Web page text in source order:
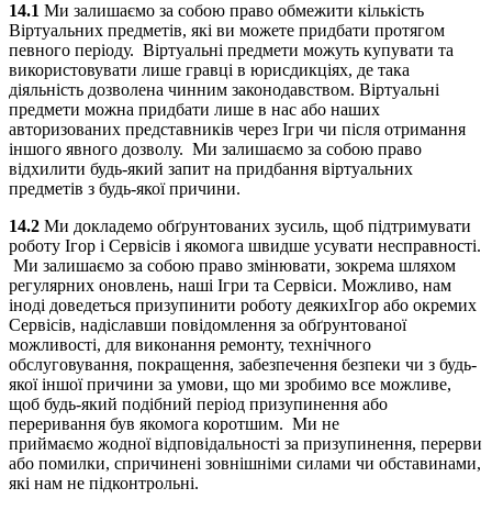
14.1 Ми залишаємо за собою право обмежити кількість
Віртуальних предметів, які ви можете придбати протягом
певного періоду. Віртуальні предмети можуть купувати та
використовувати лише гравці в юрисдикціях, де така
діяльність дозволена чинним законодавством. Віртуальні
предмети можна придбати лише в нас або наших
авторизованих представників через Ігри чи після отримання
іншого явного дозволу. Ми залишаємо за собою право
відхилити будь-який запит на придбання віртуальних
предметів з будь-якої причини.
14.2 Ми докладемо обґрунтованих зусиль, щоб підтримувати
роботу Ігор і Сервісів і якомога швидше усувати несправності.
Ми залишаємо за собою право змінювати, зокрема шляхом
регулярних оновлень, наші Ігри та Сервіси. Можливо, нам
іноді доведеться призупинити роботу деякихІгор або окремих
Сервісів, надіславши повідомлення за обґрунтованої
можливості, для виконання ремонту, технічного
обслуговування, покращення, забезпечення безпеки чи з будь-
якої іншої причини за умови, що ми зробимо все можливе,
щоб будь-який подібний період призупинення або
переривання був якомога коротшим. Ми не
приймаємо жодної відповідальності за призупинення, перерви
або помилки, спричинені зовнішніми силами чи обставинами,
які нам не підконтрольні.